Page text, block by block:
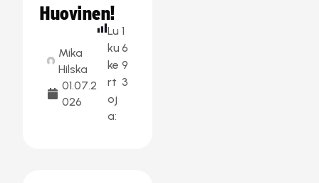
Huovinen!
Mika
Hilska
01.07.2
026
Lu
ku
ke
rt
oj
a:
1
6
9
3